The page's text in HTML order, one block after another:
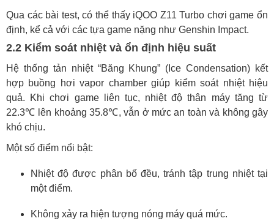
Qua các bài test, có thể thấy iQOO Z11 Turbo chơi game ổn
định, kể cả với các tựa game nặng như Genshin Impact.
2.2 Kiểm soát nhiệt và ổn định hiệu suất
Hệ thống tản nhiệt “Băng Khung” (Ice Condensation) kết
hợp buồng hơi vapor chamber giúp kiểm soát nhiệt hiệu
quả. Khi chơi game liên tục, nhiệt độ thân máy tăng từ
22.3℃ lên khoảng 35.8℃, vẫn ở mức an toàn và không gây
khó chịu.
Một số điểm nổi bật:
Nhiệt độ được phân bố đều, tránh tập trung nhiệt tại
một điểm.
Không xảy ra hiện tượng nóng máy quá mức.